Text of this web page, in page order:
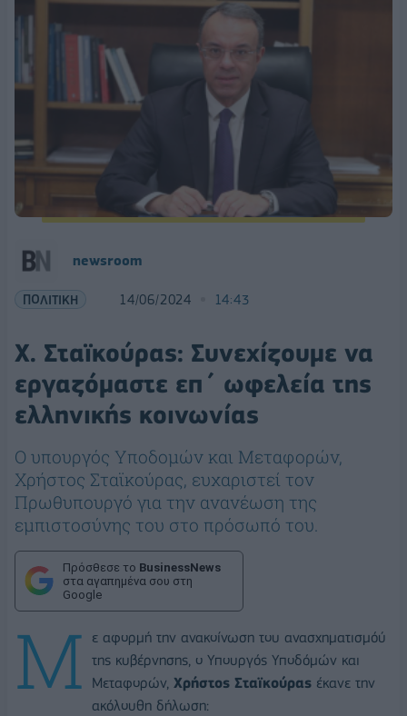
newsroom
ΠΟΛΙΤΙΚΗ 14/06/2024 14:43
Χ. Σταϊκούρας: Συνεχίζουμε να
εργαζόμαστε επ΄ ωφελεία της
ελληνικής κοινωνίας
Ο υπουργός Υποδομών και Μεταφορών,
Χρήστος Σταϊκούρας, ευχαριστεί τον
Πρωθυπουργό για την ανανέωση της
εμπιστοσύνης του στο πρόσωπό του.
Πρόσθεσε το BusinessNews
στα αγαπημένα σου στη
Google
Μ
ε αφορμή την ανακοίνωση του ανασχηματισμόύ
της κυβέρνησης, ο Υπουργός Υποδόμών και
Μεταφορών, Χρήστος Σταϊκούρας έκανε την
ακόλουθη δήλωση: